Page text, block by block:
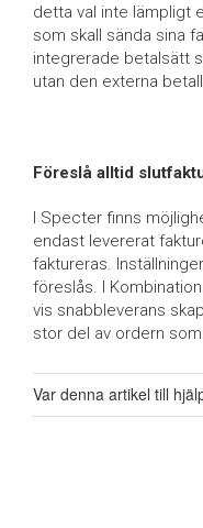
detta val inte lämpligt
som skall sända sina
integrerade betalsätt
utan den externa
Föreslå alltid
I Specter finns
endast levererat
faktureras.
föreslås. I
vis snabbleverans
stor del av ordern
Var denna artikel till